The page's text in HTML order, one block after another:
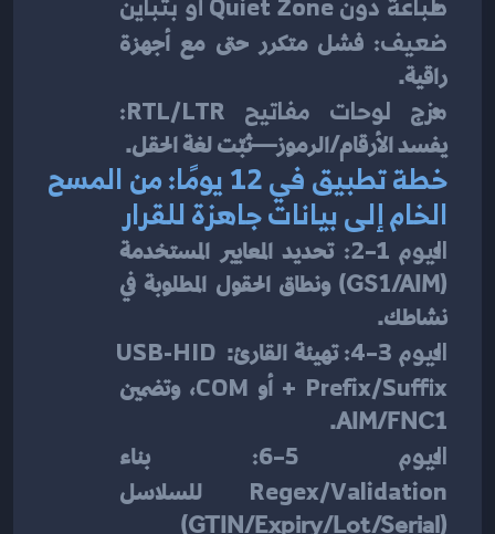
ضعيف:
راقية.
مزج لوحات مفاتيح RTL/LTR:
يفسد الأرقام/الرموز—ثبّت لغة الحقل.
الخام إلى بيانات جاهزة للقرار
اليوم 1–2: تحديد المعايير المستخدمة
نشاطك.
اليوم 3–4: تهيئة القارئ: USB-HID
+ Prefix/Suffix أو COM
AIM/FNC1.
اليوم 5–6: بناء
Regex/Validation